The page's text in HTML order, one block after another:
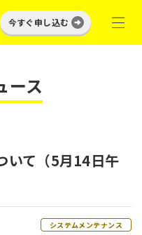
今すぐ申し込む
ース
いて（5月14日午
システムメンテナンス